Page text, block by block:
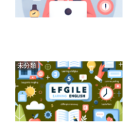
未分類